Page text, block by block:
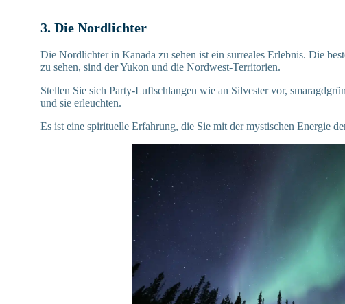
3. Die Nordlichter
Die Nordlichter in Kanada zu sehen ist ein surreales Erlebnis. Die
zu sehen, sind der Yukon und die Nordwest-Territorien.
Stellen Sie sich Party-Luftschlangen wie an Silvester vor,
und sie erleuchten.
Es ist eine spirituelle Erfahrung, die Sie mit der mystischen Energie